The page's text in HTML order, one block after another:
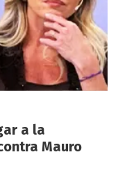
a la
Mauro